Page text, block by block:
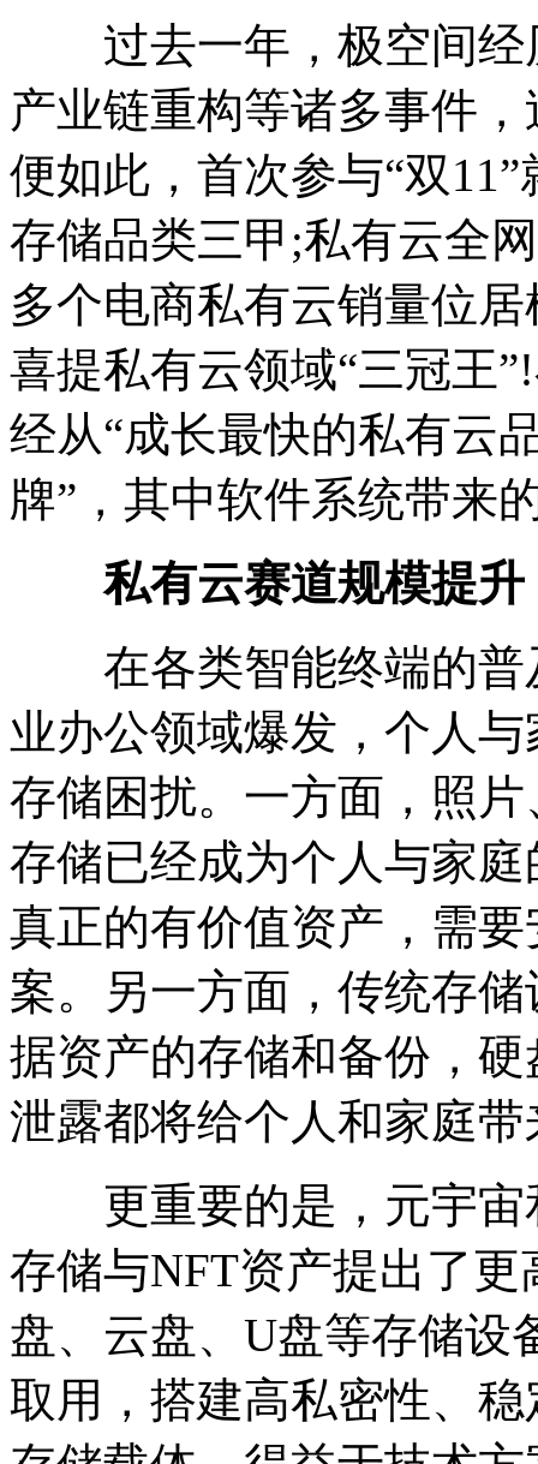
过去一年，极空间经
产业链重构等诸多事件
便如此，首次参与“双
存储品类三甲;私有云全
多个电商私有云销量位
喜提私有云领域“三冠王
经从“成长最快的私有云
牌”，其中软件系统带来
私有云赛道规模提升
在各类智能终端的普
业办公领域爆发，个人
存储困扰。一方面，照
存储已经成为个人与家
真正的有价值资产，需
案。另一方面，传统存
据资产的存储和备份，
泄露都将给个人和家庭
更重要的是，元宇宙
存储与NFT资产提出了
盘、云盘、U盘等存储设
取用，搭建高私密性、